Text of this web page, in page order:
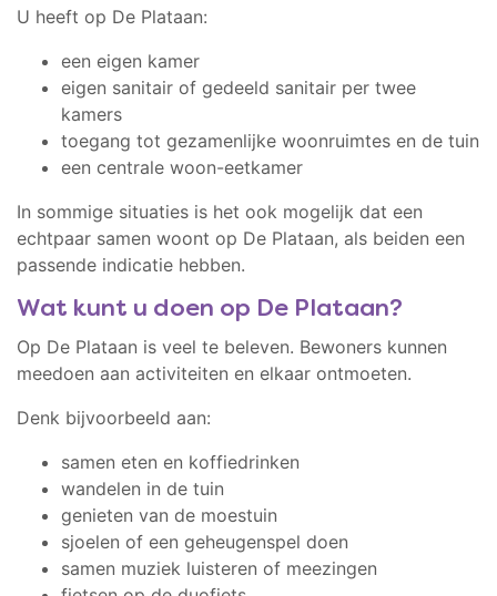
U heeft op De Plataan:
een eigen kamer
eigen sanitair of gedeeld sanitair per twee
kamers
toegang tot gezamenlijke woonruimtes en de tuin
een centrale woon-eetkamer
In sommige situaties is het ook mogelijk dat een
echtpaar samen woont op De Plataan, als beiden een
passende indicatie hebben.
Wat kunt u doen op De Plataan?
Op De Plataan is veel te beleven. Bewoners kunnen
meedoen aan activiteiten en elkaar ontmoeten.
Denk bijvoorbeeld aan:
samen eten en koffiedrinken
wandelen in de tuin
genieten van de moestuin
sjoelen of een geheugenspel doen
samen muziek luisteren of meezingen